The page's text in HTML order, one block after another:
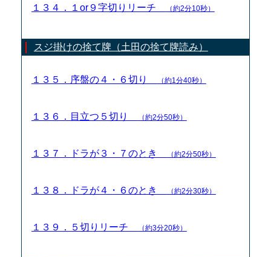
１３４．１or９字切りリーチ （約2分10秒）
スジ掛けの捨て牌（土田の捨て牌読み）
１３５．序盤の４・６切り （約1分40秒）
１３６．目立つ５切り （約2分50秒）
１３７．ドラが３・７のとき （約2分50秒）
１３８．ドラが４・６のとき （約2分30秒）
１３９．５切りリーチ （約3分20秒）